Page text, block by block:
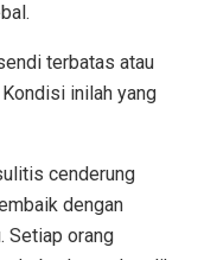
terbatas atau
inilah yang
cenderung
dengan
Setiap orang